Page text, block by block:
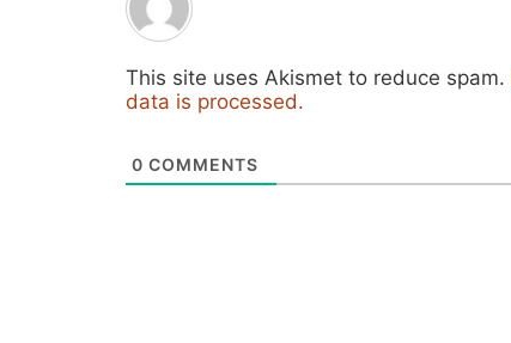
This site uses Akismet to reduce spam.
data is processed.
0 COMMENTS